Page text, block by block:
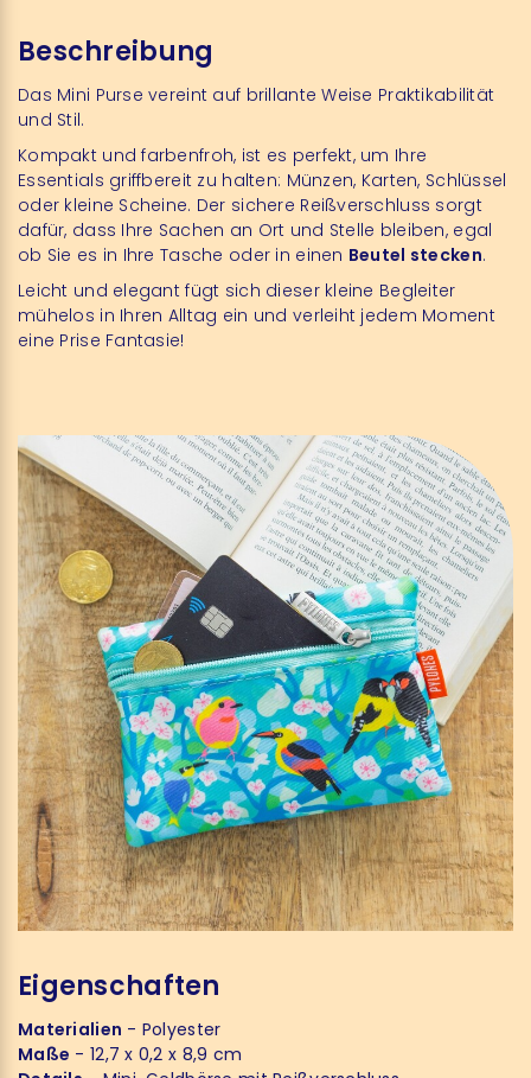
Beschreibung
Das Mini Purse vereint auf brillante Weise Praktikabilität
und Stil.
Kompakt und farbenfroh, ist es perfekt, um Ihre
Essentials griffbereit zu halten: Münzen, Karten, Schlüssel
oder kleine Scheine. Der sichere Reißverschluss sorgt
dafür, dass Ihre Sachen an Ort und Stelle bleiben, egal
ob Sie es in Ihre Tasche oder in einen Beutel stecken.
Leicht und elegant fügt sich dieser kleine Begleiter
mühelos in Ihren Alltag ein und verleiht jedem Moment
eine Prise Fantasie!
Eigenschaften
Materialien - Polyester
Maße - 12,7 x 0,2 x 8,9 cm